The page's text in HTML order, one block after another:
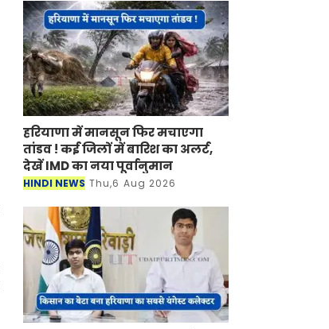
हरियाणा में मानसून फिर मचाएगा
तांडव ! कई जिलों में बारिश का अलर्ट,
देखें IMD का नया पूर्वानुमान
HINDI NEWS Thu,6 Aug 2026